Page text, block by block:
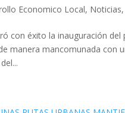
Economico Local, Noticias,
con éxito la inauguración
manera mancomunada con